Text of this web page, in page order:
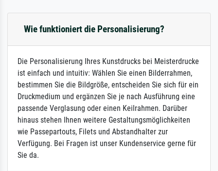
Wie funktioniert die Personalisierung?
Die Personalisierung Ihres Kunstdrucks bei Meisterdrucke
ist einfach und intuitiv: Wählen Sie einen Bilderrahmen,
bestimmen Sie die Bildgröße, entscheiden Sie sich für ein
Druckmedium und ergänzen Sie je nach Ausführung eine
passende Verglasung oder einen Keilrahmen. Darüber
hinaus stehen Ihnen weitere Gestaltungsmöglichkeiten
wie Passepartouts, Filets und Abstandhalter zur
Verfügung. Bei Fragen ist unser Kundenservice gerne für
Sie da.